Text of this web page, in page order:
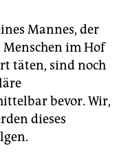
Mannes, der
im Hof
täten, sind noch
bevor. Wir,
dieses